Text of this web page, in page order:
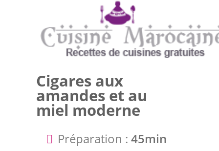
Cigares aux
amandes et au
miel moderne
Préparation : 45min